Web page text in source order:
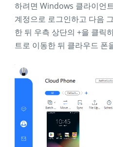
하려면 Windows 클라이언
계정으로 로그인하고 다음
한 뒤 우측 상단의 +을 클릭
트로 이동한 뒤 클라우드 폰